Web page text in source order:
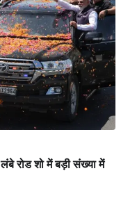
रोड शो में बड़ी संख्या में